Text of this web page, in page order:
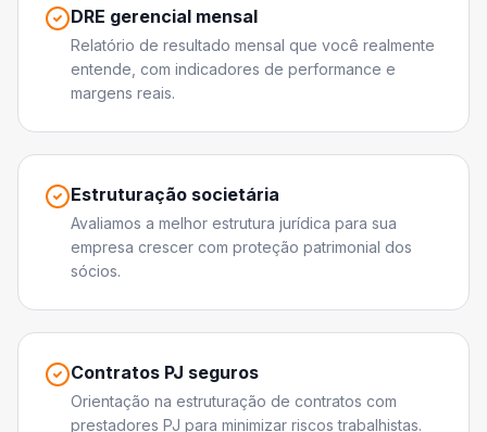
DRE gerencial mensal
Relatório de resultado mensal que você realmente
entende, com indicadores de performance e
margens reais.
Estruturação societária
Avaliamos a melhor estrutura jurídica para sua
empresa crescer com proteção patrimonial dos
sócios.
Contratos PJ seguros
Orientação na estruturação de contratos com
prestadores PJ para minimizar riscos trabalhistas.